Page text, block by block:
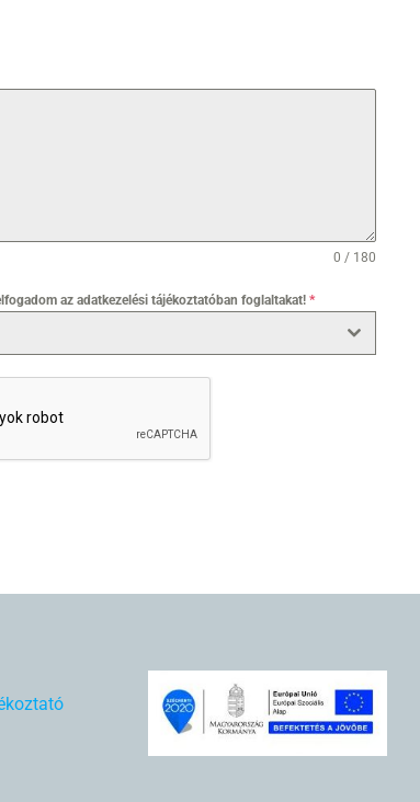
0 / 180
az adatkezelési tájékoztatóban foglaltakat! *